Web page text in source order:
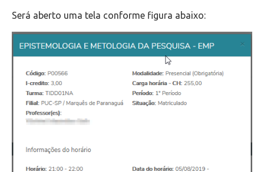
Será aberto uma tela conforme figura abaixo: